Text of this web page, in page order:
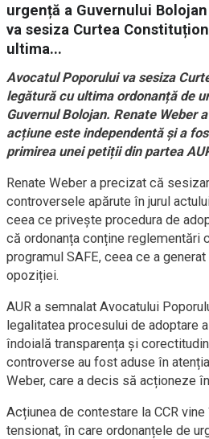
urgență a Guvernului
va sesiza Curtea
ultima...
Avocatul Poporului va sesiza
legătură cu ultima ordonanță de
Guvernul Bolojan. Renate Weber
acțiune este independentă și a
primirea unei petiții din partea
Renate Weber a precizat că
controversele apărute în jurul
ceea ce privește procedura de
că ordonanța conține reglementări
programul SAFE, ceea ce a
opoziției.
AUR a semnalat Avocatului
legalitatea procesului de adoptare
îndoială transparența și
controverse au fost aduse în
Weber, care a decis să acționeze
Acțiunea de contestare la CCR
tensionat, în care ordonanțele de